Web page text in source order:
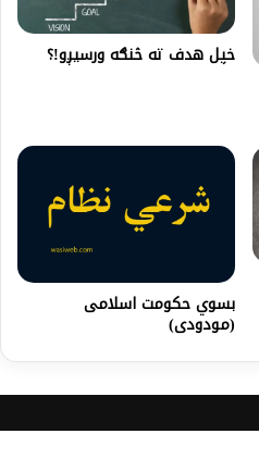
خپل هدف ته څنګه ورسیږو!؟
بسوي حکومت اسلامی
(مودودى)